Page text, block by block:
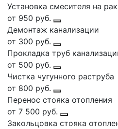
Установка смесителя на
от 950 руб.
Демонтаж канализации
от 300 руб.
Прокладка труб
от 500 руб.
Чистка чугунного раструба
от 800 руб.
Перенос стояка отопления
от 7 500 руб.
Закольцовка стояка